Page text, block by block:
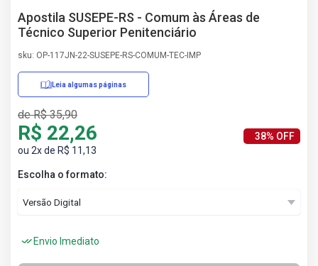
Apostila SUSEPE-RS - Comum às Áreas de
Técnico Superior Penitenciário
sku: OP-117JN-22-SUSEPE-RS-COMUM-TEC-IMP
Leia algumas páginas
de R$ 35,90
R$ 22,26
ou 2x de R$ 11,13
38% OFF
Escolha o formato:
Envio Imediato